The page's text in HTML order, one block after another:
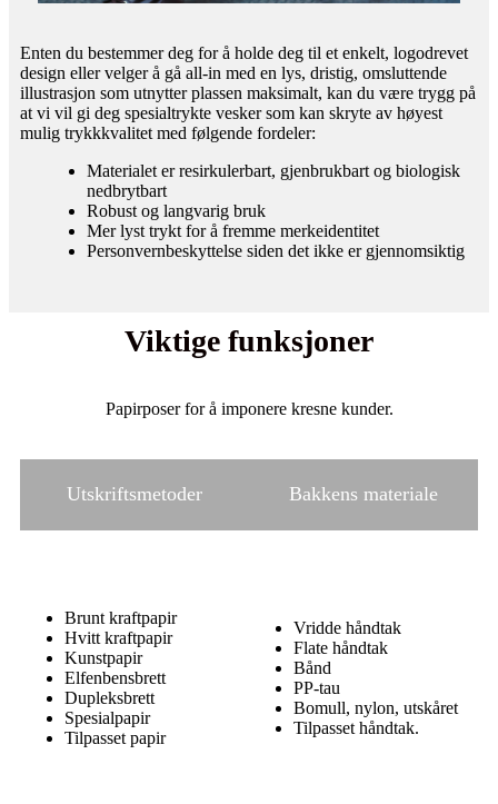
Enten du bestemmer deg for å holde deg til et enkelt, logodrevet
design eller velger å gå all-in med en lys, dristig, omsluttende
illustrasjon som utnytter plassen maksimalt, kan du være trygg på
at vi vil gi deg spesialtrykte vesker som kan skryte av høyest
mulig trykkkvalitet med følgende fordeler:
Materialet er resirkulerbart, gjenbrukbart og biologisk
nedbrytbart
Robust og langvarig bruk
Mer lyst trykt for å fremme merkeidentitet
Personvernbeskyttelse siden det ikke er gjennomsiktig
Viktige funksjoner
Papirposer for å imponere kresne kunder.
Utskriftsmetoder Bakkens materiale
Brunt kraftpapir
Hvitt kraftpapir
Kunstpapir
Elfenbensbrett
Dupleksbrett
Spesialpapir
Tilpasset papir
Vridde håndtak
Flate håndtak
Bånd
PP-tau
Bomull, nylon, utskåret
Tilpasset håndtak.